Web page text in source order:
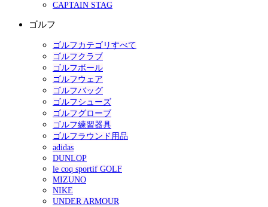
CAPTAIN STAG
ゴルフ
ゴルフカテゴリすべて
ゴルフクラブ
ゴルフボール
ゴルフウェア
ゴルフバッグ
ゴルフシューズ
ゴルフグローブ
ゴルフ練習器具
ゴルフラウンド用品
adidas
DUNLOP
le coq sportif GOLF
MIZUNO
NIKE
UNDER ARMOUR